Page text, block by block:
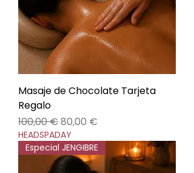
Masaje de Chocolate Tarjeta
Regalo
Precio
100,00 €Precio de oferta
80,00 €
HEADSPADAY
Especial JENGIBRE